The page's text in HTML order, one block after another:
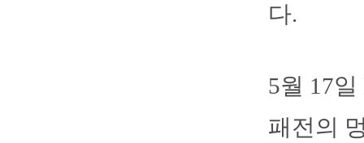
다.
5월 17
패전의